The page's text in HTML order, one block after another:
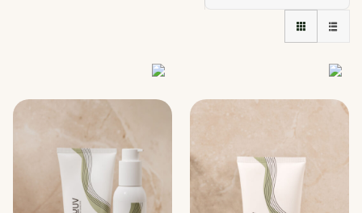
AKSESSUAARID
KINGITUSED